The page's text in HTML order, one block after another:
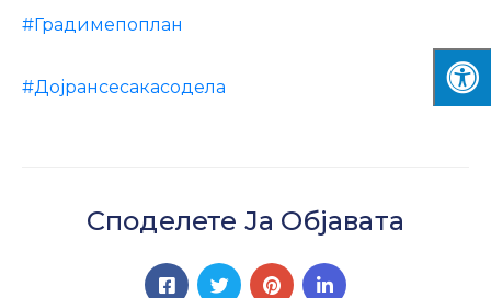
#Градимепоплан
#Дојрансесакасодела
Споделете Ја Објавата